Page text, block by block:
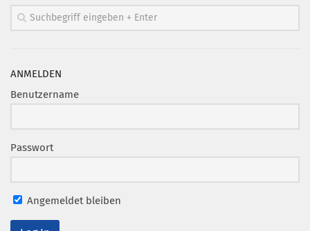
ANMELDEN
Benutzername
Passwort
Angemeldet bleiben